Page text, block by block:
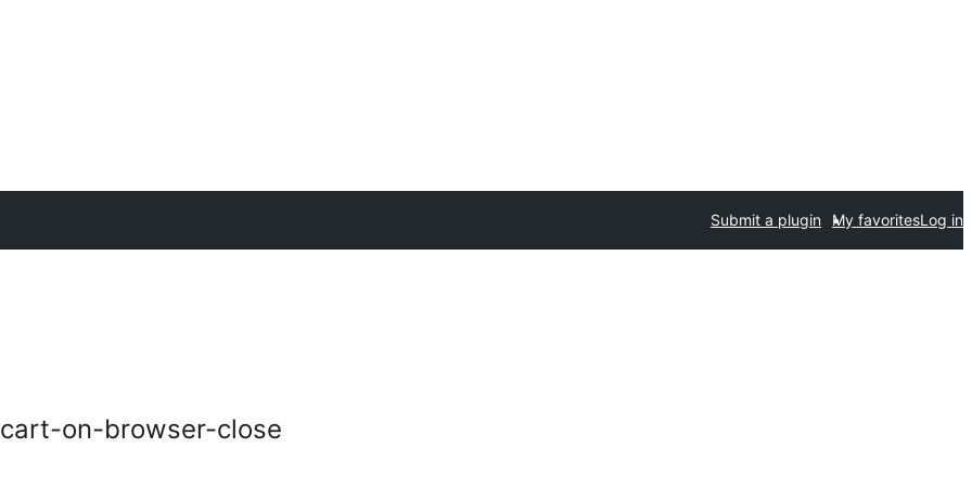
Submit a plugin My favoritesLog in
on-browser-close